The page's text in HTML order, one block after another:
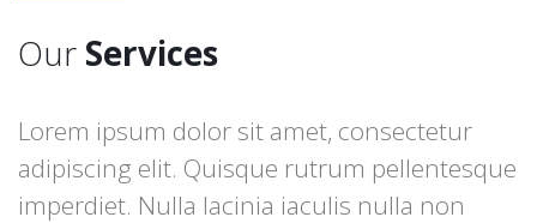
Our Services
Lorem ipsum dolor sit amet, consectetur
adipiscing elit. Quisque rutrum pellentesque
imperdiet. Nulla lacinia iaculis nulla non